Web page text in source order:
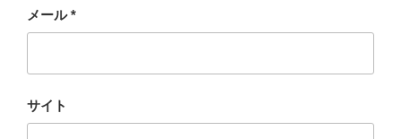
メール*
サイト